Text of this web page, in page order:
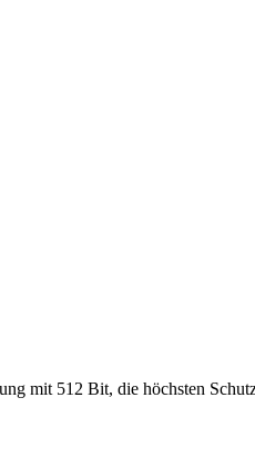
mit 512 Bit, die höchsten